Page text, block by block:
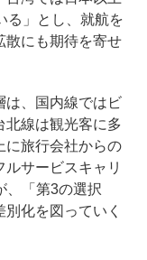
る」とし、就航を
散にも期待を寄せ
、国内線ではビ
北線は観光客に多
に旅行会社からの
サービスキャリ
、「第3の選択
化を図っていく